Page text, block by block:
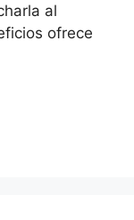
al
ofrece